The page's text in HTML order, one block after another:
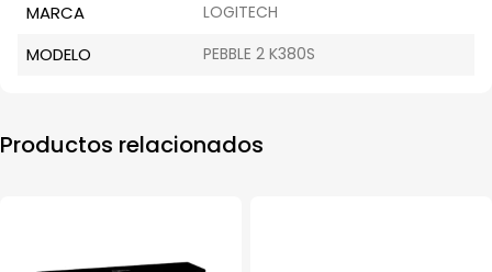
MARCA LOGITECH
MODELO PEBBLE 2 K380S
Productos relacionados